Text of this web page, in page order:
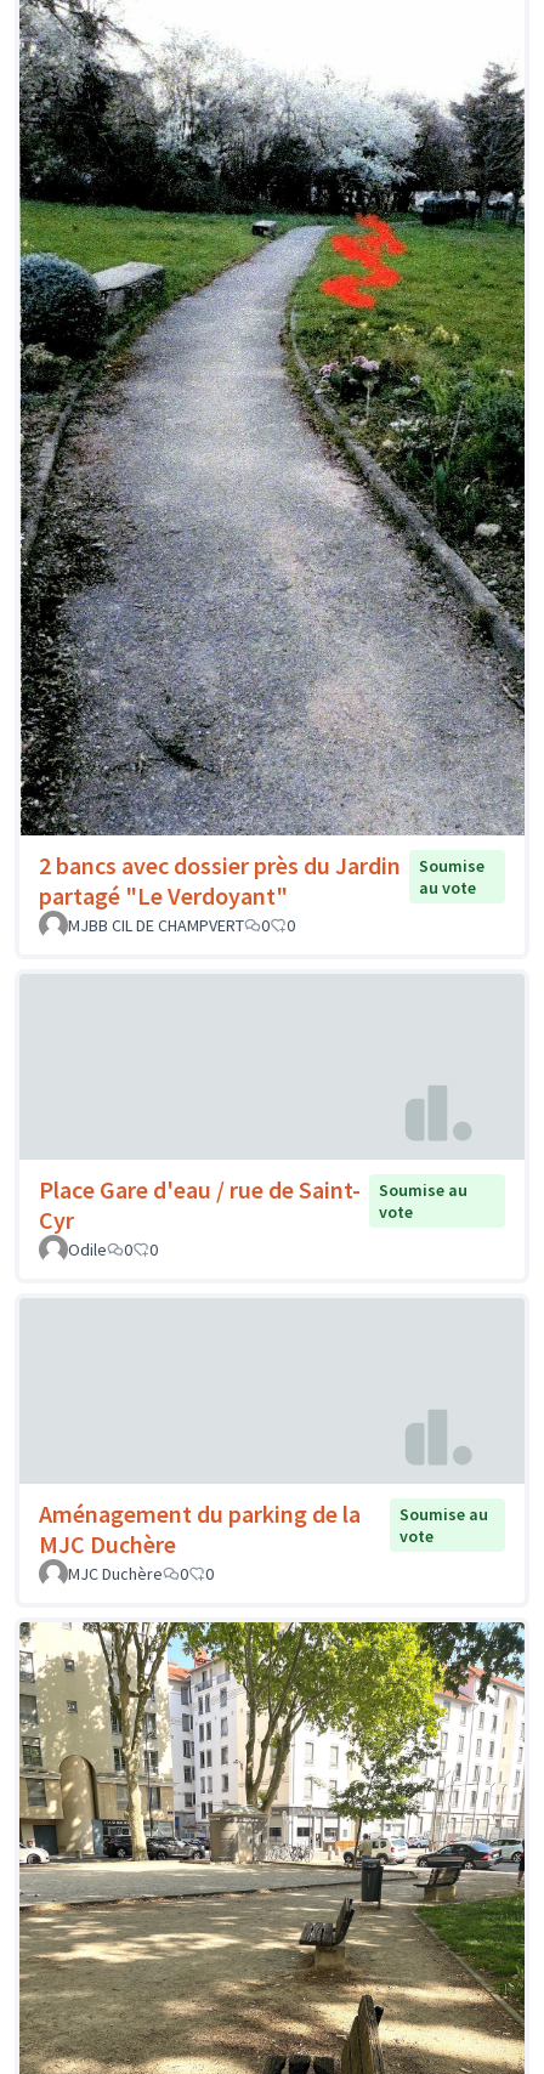
2 bancs avec dossier près du Jardin
partagé "Le Verdoyant"
Soumise
au vote
MJBB CIL DE CHAMPVERT
0 0
Place Gare d'eau / rue de Saint-
Cyr
Soumise au
vote
Odile
0 0
Aménagement du parking de la
MJC Duchère
Soumise au
vote
MJC Duchère
0 0